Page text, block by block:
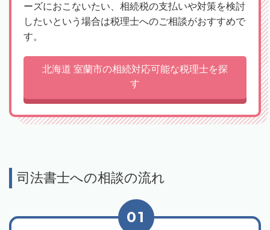
ーズにおこないたい、相続税の支払いや対策を検討
したいという場合は税理士へのご相談がおすすめで
す。
北海道 室蘭市の相続対応可能な税理士を探
す
司法書士への相談の流れ
01